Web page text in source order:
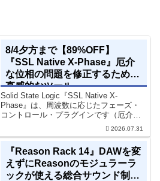
8/4夕方まで【89%OFF】
『SSL Native X-Phase』厄介
な位相の問題を修正するための
直感的なツール
Solid State Logic『SSL Native X-
Phase』は、周波数に応じたフェーズ・
コントロール・プラグインです（厄介な
位相の問題を修正するための直感的なツ
2026.07.31
『Reason Rack 14』DAWを変
えずにReasonのモジュラーラ
ックが使える総合サウンド制作